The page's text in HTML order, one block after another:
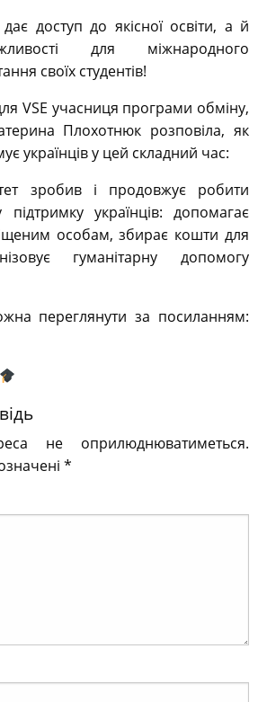
доступ до якісної освіти, а й
для міжнародного
своїх студентів!
VSE учасниця програми обміну,
Плохотнюк розповіла, як
українців у цей складний час:
зробив і продовжує робити
українців: допомагає
особам, збирає кошти для
гуманітарну допомогу
переглянути за посиланням:
не оприлюднюватиметься.
*